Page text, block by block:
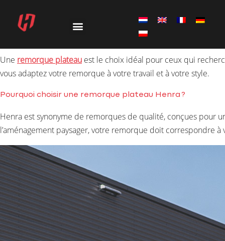
Une remorque plateau est le choix idéal pour ceux qui
vous adaptez votre remorque à votre travail et à votre style.
Pourquoi choisir une remorque plateau Henra ?
Henra est synonyme de remorques de qualité, conçues pour
l’aménagement paysager, votre remorque doit correspondre